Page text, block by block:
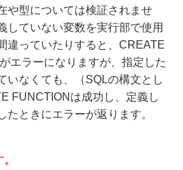
や型については検証されませ
していない変数を実行部で使用
違っていたりすると、CREATE
エラーになりますが、指定した
いなくても、（SQLの構文とし
FUNCTIONは成功し、定義し
たときにエラーが返ります。